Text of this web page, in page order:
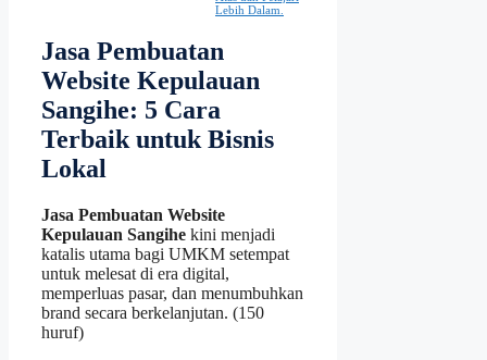
Lebih Dalam.
Jasa Pembuatan
Website Kepulauan
Sangihe: 5 Cara
Terbaik untuk Bisnis
Lokal
Jasa Pembuatan Website
Kepulauan Sangihe kini menjadi
katalis utama bagi UMKM setempat
untuk melesat di era digital,
memperluas pasar, dan menumbuhkan
brand secara berkelanjutan. (150
huruf)